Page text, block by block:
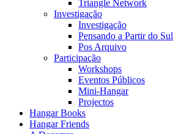
Triangle Network
Investigação
Investigação
Pensando a Partir do Sul
Pos Arquivo
Participação
Workshops
Eventos Públicos
Mini-Hangar
Projectos
Hangar Books
Hangar Friends